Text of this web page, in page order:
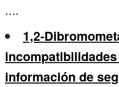
....
1,2-
información de